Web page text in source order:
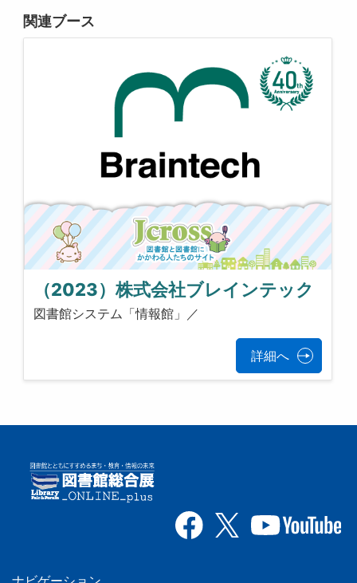
関連ブース
（2023）株式会社ブレインテック
図書館システム「情報館」／
詳細へ